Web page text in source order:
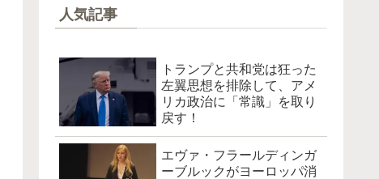
人気記事
トランプと共和党は狂った
左翼思想を排除して、アメ
リカ政治に「常識」を取り
戻す！
エヴァ・フラールディンガ
ーブルックがヨーロッパ消